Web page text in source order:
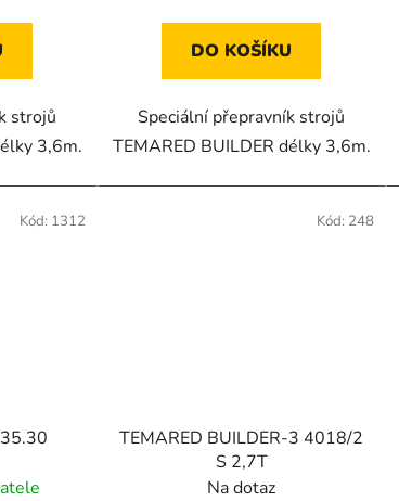
strojů
3,6m.
DO KOŠÍKU
Speciální přepravník strojů
TEMARED BUILDER délky 3,6m.
Kód: 1312
TEMARED BUILDER-3 4018/2
S 2,7T
Na dotaz
Kód: 248